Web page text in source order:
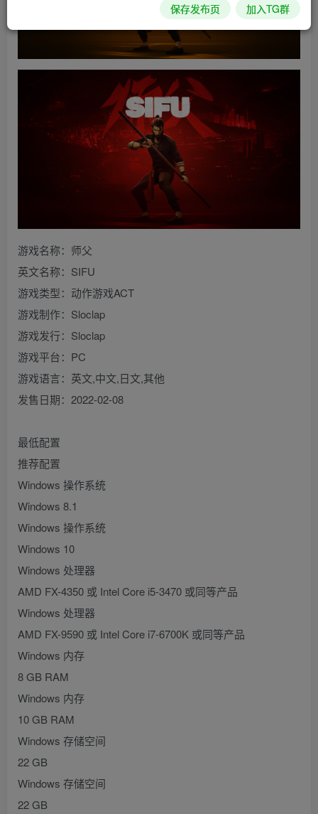
游戏名称：师父
英文名称：SIFU
游戏类型：动作游戏ACT
游戏制作：Sloclap
游戏发行：Sloclap
游戏平台：PC
游戏语言：英文,中文,日文,其他
发售日期：2022-02-08
最低配置
推荐配置
Windows 操作系统
Windows 8.1
Windows 操作系统
Windows 10
Windows 处理器
AMD FX-4350 或 Intel Core i5-3470 或同等产品
Windows 处理器
AMD FX-9590 或 Intel Core i7-6700K 或同等产品
Windows 内存
8 GB RAM
Windows 内存
10 GB RAM
Windows 存储空间
22 GB
Windows 存储空间
22 GB
保存发布页 加入TG群